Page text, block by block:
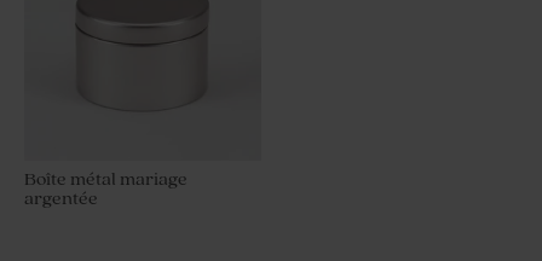
Boîte métal mariage
argentée